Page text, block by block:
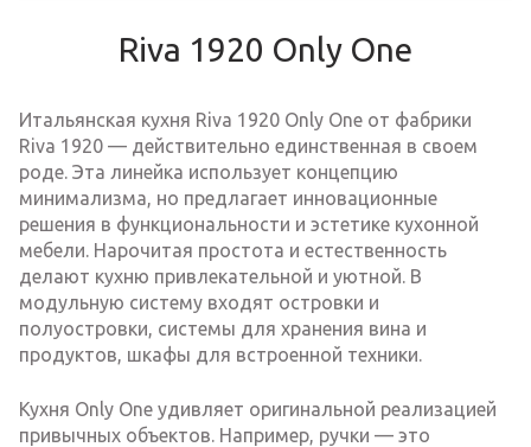
Riva 1920 Only One
Итальянская кухня Riva 1920 Only One от фабрики
Riva 1920 — действительно единственная в своем
роде. Эта линейка использует концепцию
минимализма, но предлагает инновационные
решения в функциональности и эстетике кухонной
мебели. Нарочитая простота и естественность
делают кухню привлекательной и уютной. В
модульную систему входят островки и
полуостровки, системы для хранения вина и
продуктов, шкафы для встроенной техники.
Кухня Only One удивляет оригинальной реализацией
привычных объектов. Например, ручки — это